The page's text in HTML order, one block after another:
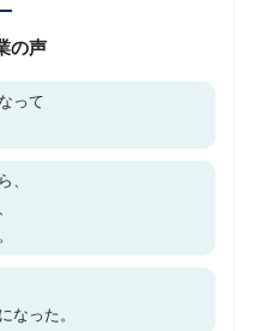
の声
って
、
なった。